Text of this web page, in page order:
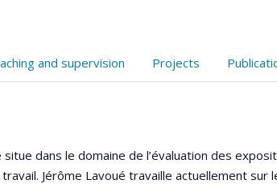
and supervision Projects
dans le domaine de l’évaluation des
Jérôme Lavoué travaille actuellement sur